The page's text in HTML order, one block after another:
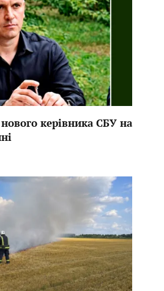
керівника СБУ на